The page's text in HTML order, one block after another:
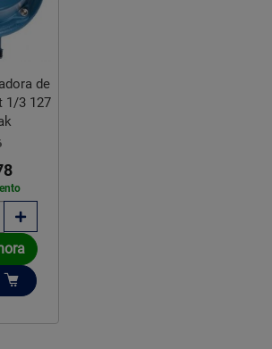
de
1/3 127